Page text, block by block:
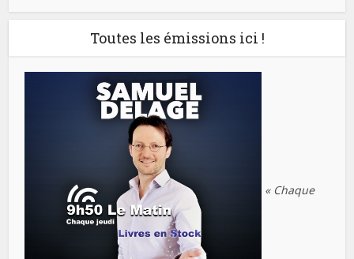
Toutes les émissions ici !
« Chaque